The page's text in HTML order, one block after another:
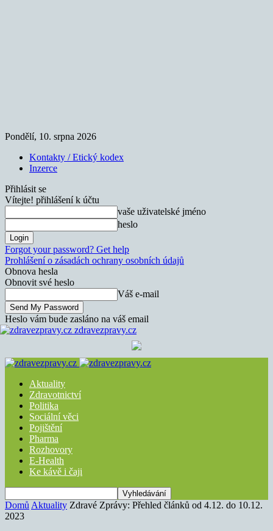
Pondělí, 10. srpna 2026
Kontakty / Etický kodex
Inzerce
Přihlásit se
Vítejte! přihlášení k účtu
vaše uživatelské jméno
heslo
Forgot your password? Get help
Prohlášení o zásadách ochrany osobních údajů
Obnova hesla
Obnovit své heslo
Váš e-mail
Heslo vám bude zasláno na váš email
zdravezpravy.cz
Aktuality
Zdravotnictví
Politika
Sociální věci
Pojištění
Pharma
Rozhovory
E-Health
Ke kávě i čaji
Domů Aktuality Zdravé Zprávy: Přehled článků od 4.12. do 10.12.
2023